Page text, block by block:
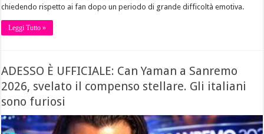
chiedendo rispetto ai fan dopo un periodo di grande difficoltà emotiva.
Leggi Tutto »
ADESSO È UFFICIALE: Can Yaman a Sanremo
2026, svelato il compenso stellare. Gli italiani
sono furiosi